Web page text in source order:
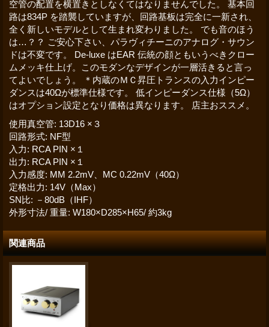
空管の配置を横置きとしなくてはなりませんでした。 基本回
路は834P を踏襲していますが、回路基板は完全に一新され、
全く新しいモデルとして生まれ変わりました。 でも音のほう
は…？？ ご安心下さい、パラヴィチーニのアナログ・サウン
ドは不変です。 De-luxe はEAR 伝統の顔ともいうべきクロー
ムメッキ仕上げ。このモダンなデザインが一層活きると言っ
てよいでしょう。 ＊内蔵のＭＣ昇圧トランスの入力インピー
ダンスは40Ωが標準仕様です。 低インピーダンス仕様（5Ω）
はオプション設定となり価格は異なります。 店主おススメ。
使用真空管: 13D16 ×３
回路形式: NF型
入力: RCA PIN ×１
出力: RCA PIN ×１
入力感度: MM 2.2mV、MC 0.22mV（40Ω）
定格出力: 14V（Max）
SN比: －80dB（IHF）
外形寸法/ 重量: W180×D285×H65/ 約3kg
関連商品